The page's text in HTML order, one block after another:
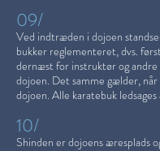
09/
Ved indtræden i dojoen
bukker reglementeret, dvs.
dernæst for instruktør og andre
dojoen. Det samme gælder,
dojoen. Alle karatebuk
10/
Shinden er dojoens æresplads